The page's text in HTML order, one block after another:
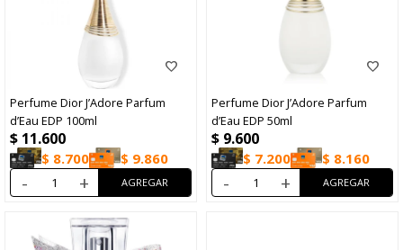
Perfume Dior J’Adore Parfum
d’Eau EDP 100ml
$ 11.600
$ 8.700 $ 9.860
- +
Perfume Dior J’Adore Parfum
d’Eau EDP 50ml
$ 9.600
$ 7.200 $ 8.160
- +